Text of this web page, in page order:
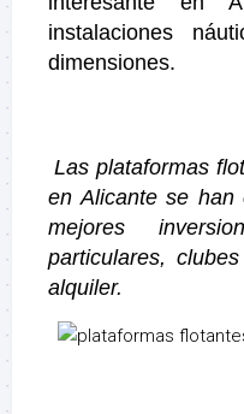
instalaciones
dimensiones.
Las plataformas
en Alicante se han
mejores
particulares,
alquiler.